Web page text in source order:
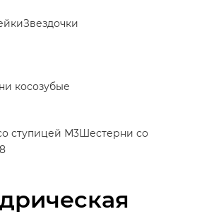
Звездочки
косозубые
ступицей М3Шестерни со